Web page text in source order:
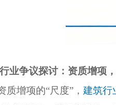
业争议探讨：资质增项
质增项的“尺度”， 建筑行